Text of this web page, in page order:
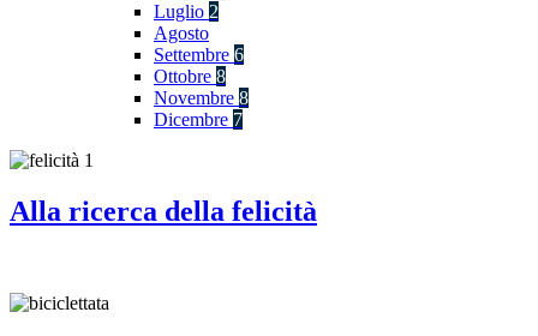
Luglio 2
Agosto
Settembre 6
Ottobre 8
Novembre 8
Dicembre 7
Alla ricerca della felicità